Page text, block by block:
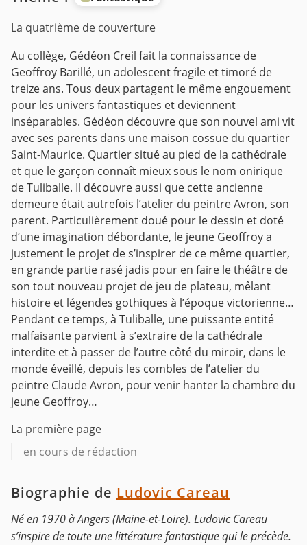
La quatrième de couverture
Au collège, Gédéon Creil fait la connaissance de
Geoffroy Barillé, un adolescent fragile et timoré de
treize ans. Tous deux partagent le même engouement
pour les univers fantastiques et deviennent
inséparables. Gédéon découvre que son nouvel ami vit
avec ses parents dans une maison cossue du quartier
Saint-Maurice. Quartier situé au pied de la cathédrale
et que le garçon connaît mieux sous le nom onirique
de Tuliballe. Il découvre aussi que cette ancienne
demeure était autrefois l’atelier du peintre Avron, son
parent. Particulièrement doué pour le dessin et doté
d‘une imagination débordante, le jeune Geoffroy a
justement le projet de s’inspirer de ce même quartier,
en grande partie rasé jadis pour en faire le théâtre de
son tout nouveau projet de jeu de plateau, mêlant
histoire et légendes gothiques à l’époque victorienne…
Pendant ce temps, à Tuliballe, une puissante entité
malfaisante parvient à s’extraire de la cathédrale
interdite et à passer de l’autre côté du miroir, dans le
monde éveillé, depuis les combles de l’atelier du
peintre Claude Avron, pour venir hanter la chambre du
jeune Geoffroy…
La première page
en cours de rédaction
Biographie de Ludovic Careau
Né en 1970 à Angers (Maine-et-Loire). Ludovic Careau
s’inspire de toute une littérature fantastique qui le précède.